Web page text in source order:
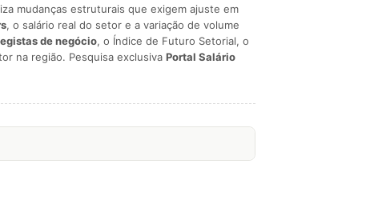
mudanças estruturais que exigem ajuste em
, o salário real do setor e a variação de volume
de negócio, o Índice de Futuro Setorial, o
na região. Pesquisa exclusiva Portal Salário